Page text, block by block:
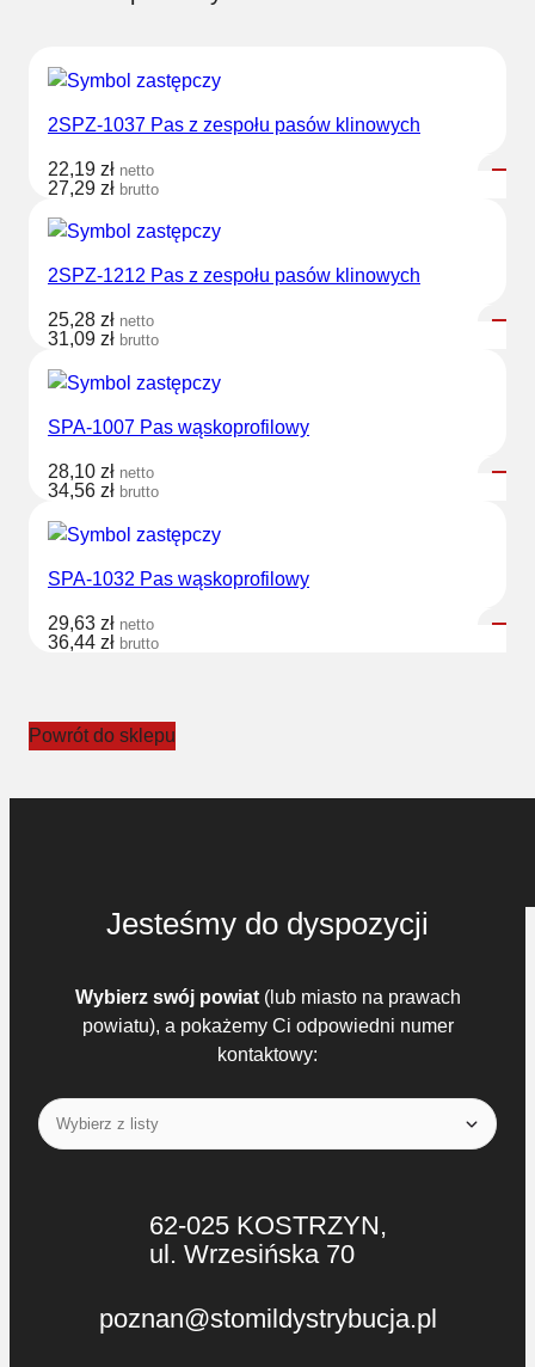
2SPZ-1037 Pas z zespołu pasów klinowych
22,19 zł netto
27,29 zł brutto
2SPZ-1212 Pas z zespołu pasów klinowych
25,28 zł netto
31,09 zł brutto
SPA-1007 Pas wąskoprofilowy
28,10 zł netto
34,56 zł brutto
SPA-1032 Pas wąskoprofilowy
29,63 zł netto
36,44 zł brutto
Powrót do sklepu
Jesteśmy do dyspozycji
Wybierz swój powiat(lub miasto na prawach
powiatu), a pokażemy Ci odpowiedni numer
kontaktowy:
62-025 KOSTRZYN,
ul. Wrzesińska 70
poznan@stomildystrybucja.pl